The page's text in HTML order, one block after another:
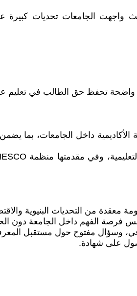
الجامعات تحديات كبيرة على
واضحة تحفظ حق الطالب في تعليم
داخل الجامعات، بما يضمن
من التحديات البنيوية
فرصة الفهم داخل الجامعة دون
وسؤال مفتوح حول مستقبل المعرفة
على شهادة.